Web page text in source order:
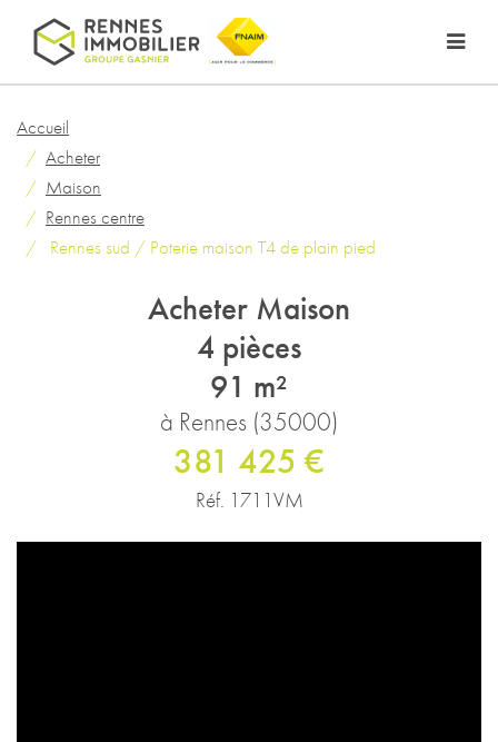
Accueil
Acheter
Maison
Rennes centre
Rennes sud / Poterie maison T4 de plain pied
Acheter Maison
4 pièces
91 m²
à Rennes (35000)
381 425 €
Réf. 1711VM